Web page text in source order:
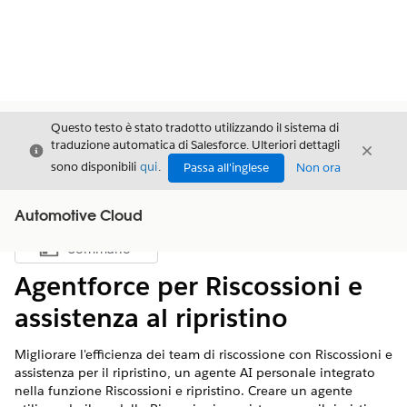
Chiudi
Questo testo è stato tradotto utilizzando il sistema di
traduzione automatica di Salesforce. Ulteriori dettagli
sono disponibili qui. Passa all'inglese Non ora
Chiudi
Automotive Cloud
Mostra sommario
Sommario
Agentforce per Riscossioni e
assistenza al ripristino
Migliorare l'efficienza dei team di riscossione con Riscossioni e
assistenza per il ripristino, un agente AI personale integrato
nella funzione Riscossioni e ripristino. Creare un agente